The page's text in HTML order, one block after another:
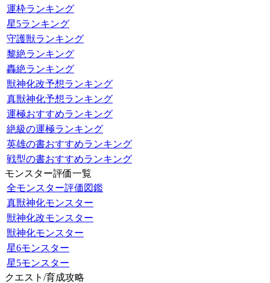
運枠ランキング
星5ランキング
守護獣ランキング
黎絶ランキング
轟絶ランキング
獣神化改予想ランキング
真獣神化予想ランキング
運極おすすめランキング
絶級の運極ランキング
英雄の書おすすめランキング
戦型の書おすすめランキング
モンスター評価一覧
全モンスター評価図鑑
真獣神化モンスター
獣神化改モンスター
獣神化モンスター
星6モンスター
星5モンスター
クエスト/育成攻略